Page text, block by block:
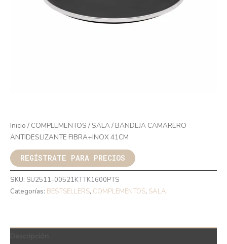
Inicio / COMPLEMENTOS / SALA/ BANDEJA CAMARERO
ANTIDESLIZANTE FIBRA+INOX 41CM
REGÍSTRATE PARA PRECIOS
SKU: SU2511-00521KTTK1600PTS
Categorías: BESTSELLERS, COMPLEMENTOS, SALA